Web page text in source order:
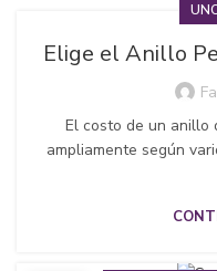
Elige el Anillo
El costo de un anillo
ampliamente según